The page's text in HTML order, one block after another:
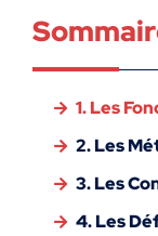
1. Les
2. Les
3. Les
4. Les